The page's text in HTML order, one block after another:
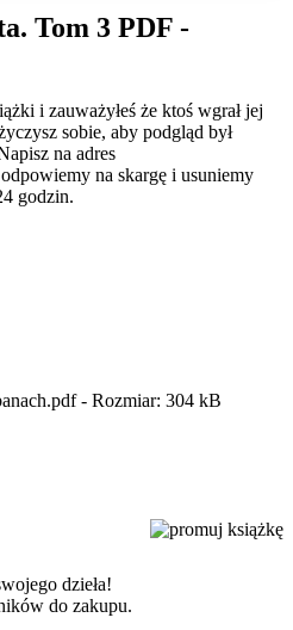
Tom 3 PDF -
i zauważyłeś że ktoś wgrał jej
sobie, aby podgląd był
na adres
na skargę i usuniemy
godzin.
- Rozmiar: 304 kB
dzieła!
do zakupu.